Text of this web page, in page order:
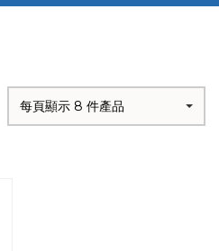
每頁顯示 8 件產品